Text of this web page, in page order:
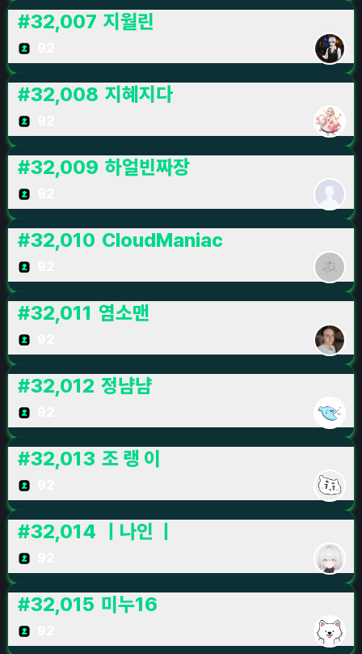
#32,007 지월린
#32,008 지혜지다
#32,009 하얼빈짜장
#32,010 CloudManiac
#32,011 염소맨
#32,012 정냠냠
#32,013 조 랭 이
#32,014 ㅣ나인 ㅣ
#32,015 미누16